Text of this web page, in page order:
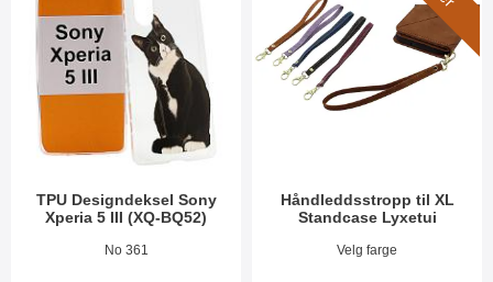
TPU Designdeksel Sony
Xperia 5 III (XQ-BQ52)
Varenummer 41343
No 361
Håndleddsstropp til XL
Standcase Lyxetui
Varenummer 50276
Velg farge